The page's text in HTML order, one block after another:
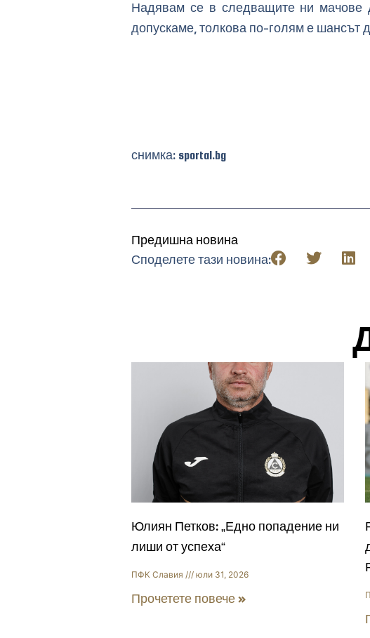
Надявам се в следващите ни мачове
допускаме, толкова по-голям е шансът
снимка: sportal.bg
Предишна новина
Споделете тази новина:
Юлиян Петков: „Едно попадение ни
лиши от успеха“
ПФК Славия юли 31, 2026
Прочетете повече »